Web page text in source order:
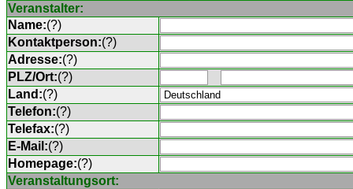
Veranstalter:
Name:(?)
Kontaktperson:(?)
Adresse:(?)
PLZ/Ort:(?)
Land:(?)
Telefon:(?)
Telefax:(?)
E-Mail:(?)
Homepage:(?)
Veranstaltungsort: